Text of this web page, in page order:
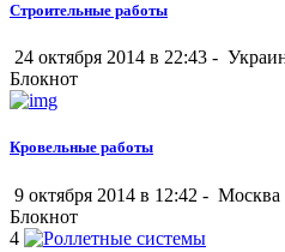
Строительные работы
24 октября 2014 в 22:43 -
Блокнот
Кровельные работы
9 октября 2014 в 12:42 - Москва
Блокнот
4